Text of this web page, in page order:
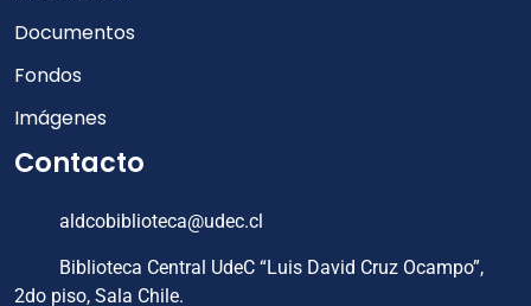
Documentos
Fondos
Imágenes
Contacto
aldcobiblioteca@udec.cl
Biblioteca Central UdeC “Luis David Cruz Ocampo”,
2do piso, Sala Chile.